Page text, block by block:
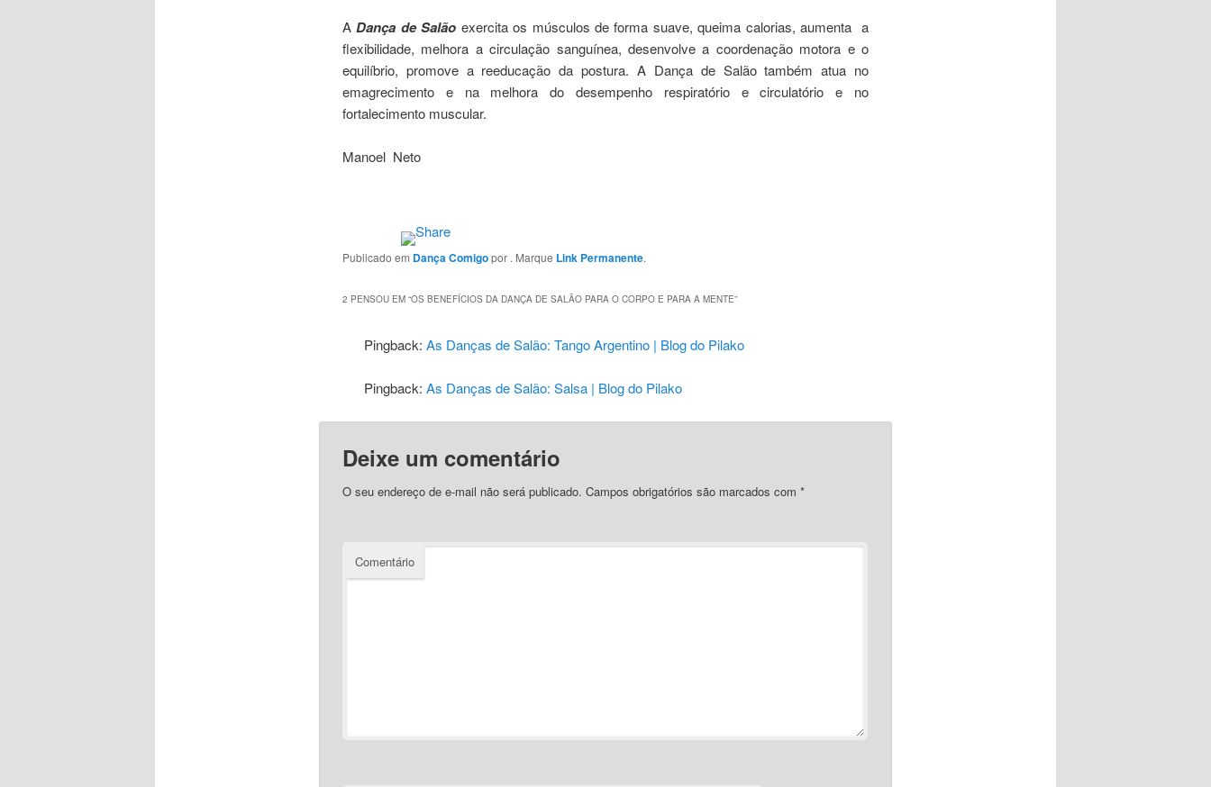
ADança de Salão exercita os músculos de forma suave, queima calorias, aumenta a
flexibilidade, melhora a circulação sanguínea, desenvolve a coordenação motora e o
equilíbrio, promove a reeducação da postura. A Dança de Salão também atua no
emagrecimento e na melhora do desempenho respiratório e circulatório e no
fortalecimento muscular.
Manoel Neto
Publicado em Dança Comigopor . Marque Link Permanente.
2 PENSOU EM “OS BENEFÍCIOS DA DANÇA DE SALÃO PARA O CORPO E PARA A MENTE”
Pingback:As Danças de Salão: Tango Argentino | Blog do Pilako
Pingback:As Danças de Salão: Salsa | Blog do Pilako
Deixe um comentário
O seu endereço de e-mail não será publicado. Campos obrigatórios são marcados com *
Comentário